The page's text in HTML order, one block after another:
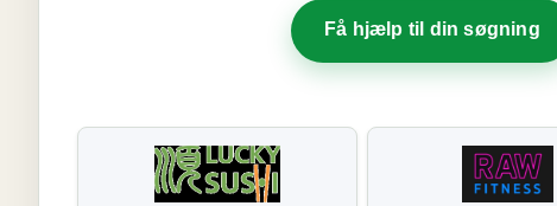
Få hjælp til din søgning